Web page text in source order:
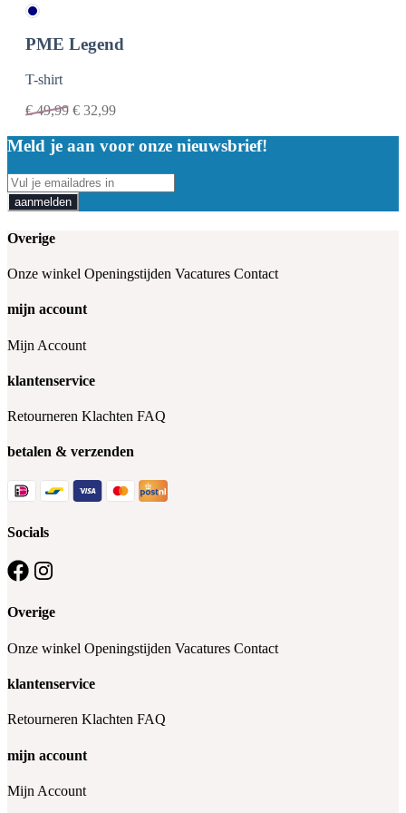
PME Legend
T-shirt
€49,99 € 32,99
Meld je aan voor onze nieuwsbrief!
aanmelden
Overige
Onze winkel Openingstijden Vacatures Contact
mijn account
Mijn Account
klantenservice
Retourneren Klachten FAQ
betalen & verzenden
Socials
Overige
Onze winkel Openingstijden Vacatures Contact
klantenservice
Retourneren Klachten FAQ
mijn account
Mijn Account